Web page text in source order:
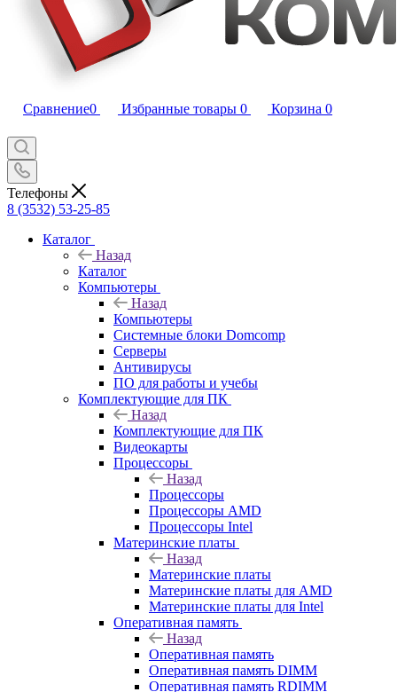
Сравнение0 Избранные товары 0 Корзина 0
Телефоны
8 (3532) 53-25-85
Каталог
Назад
Каталог
Компьютеры
Назад
Компьютеры
Системные блоки Domcomp
Серверы
Антивирусы
ПО для работы и учебы
Комплектующие для ПК
Назад
Комплектующие для ПК
Видеокарты
Процессоры
Назад
Процессоры
Процессоры AMD
Процессоры Intel
Материнские платы
Назад
Материнские платы
Материнские платы для AMD
Материнские платы для Intel
Оперативная память
Назад
Оперативная память
Оперативная память DIMM
Оперативная память RDIMM